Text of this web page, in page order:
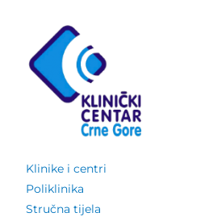
Klinike i centri
Poliklinika
Stručna tijela